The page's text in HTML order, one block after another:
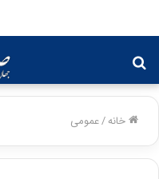
برای
خانه/عمومی